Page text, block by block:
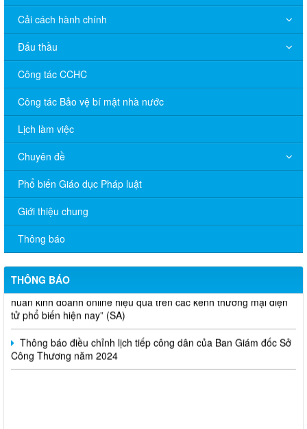
Cải cách hành chính
Đấu thầu
Công tác CCHC
Công tác Bảo vệ bí mật nhà nước
Lịch làm việc
Chuyên đề
Phổ biến Giáo dục Pháp luật
Giới thiệu chung
Thông báo
THÔNG BÁO
V/v đề nghị báo cáo hệ thống phân phối, nhãn hiệu hàng hóa
và hoạt động mua bán khí trên địa bàn tỉnh năm 2025 (nhắc lần
2).
Thông báo bán thanh lý tài sản công theo hình thức chỉ định
Thông báo lựa chọn nhà thầu thực hiện gói thầu: “tổ chức tập
huấn kinh doanh online hiệu quả trên các kênh thương mại điện
tử phổ biến hiện nay” (SA)
Thông báo điều chỉnh lịch tiếp công dân của Ban Giám đốc Sở
Công Thương năm 2024